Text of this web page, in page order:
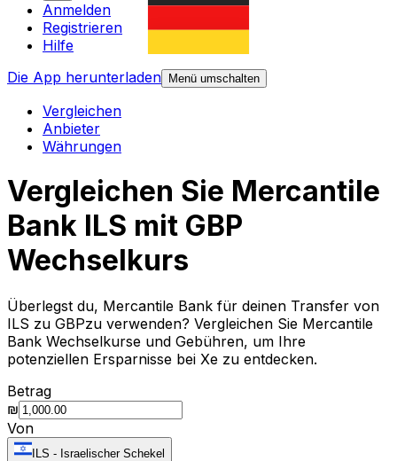
Anmelden
Registrieren
Hilfe
Die App herunterladen
Menü umschalten
Vergleichen
Anbieter
Währungen
Vergleichen Sie Mercantile
Bank ILS mit GBP
Wechselkurs
Überlegst du, Mercantile Bank für deinen Transfer von
ILS zu GBPzu verwenden? Vergleichen Sie Mercantile
Bank Wechselkurse und Gebühren, um Ihre
potenziellen Ersparnisse bei Xe zu entdecken.
Betrag
₪
Von
ILS - Israelischer Schekel